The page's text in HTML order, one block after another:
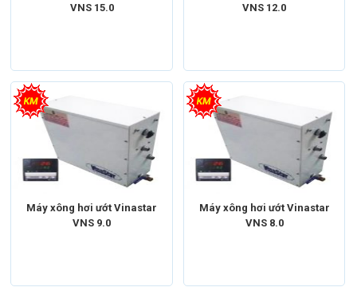
VNS 15.0
VNS 12.0
Máy xông hơi ướt Vinastar
VNS 9.0
Máy xông hơi Máy xông hơi ướt
Máy xông hơi ướt Vinastar
VNS 8.0
Máy xông hơi Máy xông hơi ướt